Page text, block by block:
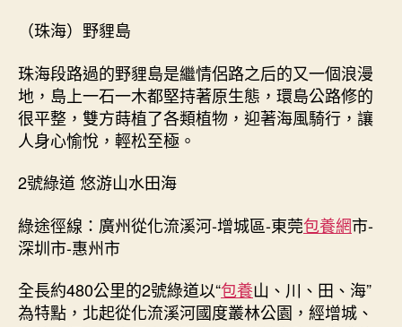
（珠海）野貍島
珠海段路過的野貍島是繼情侶路之后的又一個浪漫
地，島上一石一木都堅持著原生態，環島公路修的
很平整，雙方蒔植了各類植物，迎著海風騎行，讓
人身心愉悅，輕松至極。
2號綠道 悠游山水田海
綠途徑線：廣州從化流溪河-增城區-東莞包養網市-
深圳市-惠州市
全長約480公里的2號綠道以“包養山、川、田、海”
為特點，北起從化流溪河國度叢林公園，經增城、